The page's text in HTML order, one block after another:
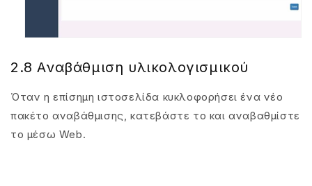
2.8 Αναβάθμιση υλικολογισμικού
Όταν η επίσημη ιστοσελίδα κυκλοφορήσει ένα νέο
πακέτο αναβάθμισης, κατεβάστε το και αναβαθμίστε
το μέσω Web.